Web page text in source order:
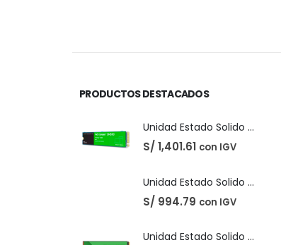
PRODUCTOS DESTACADOS
Unidad Estado Solido Western Digital Green SN350 2TB
S/ 1,401.61 con IGV
Unidad Estado Solido Western Digital Green 2TB
S/ 994.79 con IGV
Unidad Estado Solido WD Green SN3000 NVMe 1TB